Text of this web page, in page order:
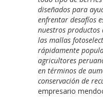
diseñados para
enfrentar desafíos
nuestros productos
las mallas
rápidamente
agricultores
en términos de
conservación de
empresario